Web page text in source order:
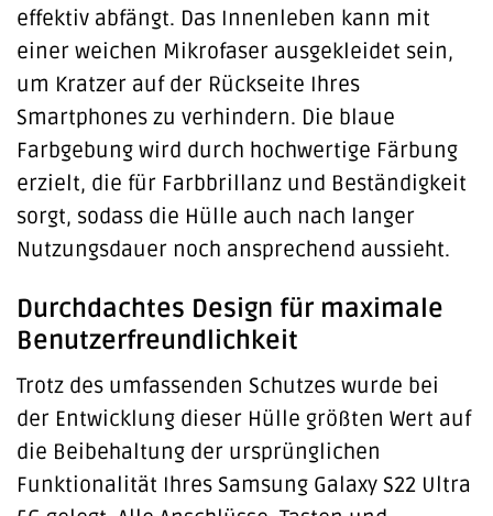
effektiv abfängt. Das Innenleben kann mit
einer weichen Mikrofaser ausgekleidet sein,
um Kratzer auf der Rückseite Ihres
Smartphones zu verhindern. Die blaue
Farbgebung wird durch hochwertige Färbung
erzielt, die für Farbbrillanz und Beständigkeit
sorgt, sodass die Hülle auch nach langer
Nutzungsdauer noch ansprechend aussieht.
Durchdachtes Design für maximale
Benutzerfreundlichkeit
Trotz des umfassenden Schutzes wurde bei
der Entwicklung dieser Hülle größten Wert auf
die Beibehaltung der ursprünglichen
Funktionalität Ihres Samsung Galaxy S22 Ultra